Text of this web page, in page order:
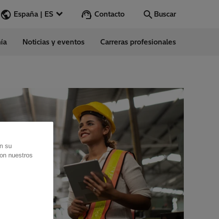
España | ES Contacto Buscar
Stories
Noticias y eventos Carreras profesionales
su
nuestros